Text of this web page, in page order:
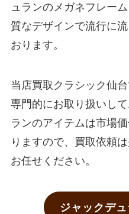
ュランのメガネフレー
質なデザインで流行に
おります。
当店買取クラシック仙
専門的にお取り扱いし
ランのアイテムは市場
りますので、買取依頼
お任せください。
ジャックデ